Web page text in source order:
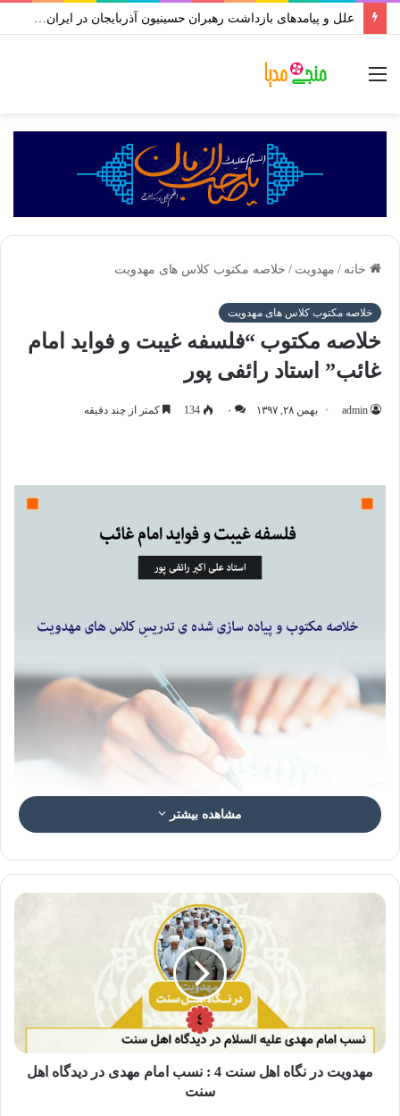
علل و پیامدهای بازداشت رهبران حسینیون آذربایجان در ایران | علی اکبر رائفی پور
خانه / مهدویت / خلاصه مکتوب کلاس های مهدویت
خلاصه مکتوب کلاس های مهدویت
خلاصه مکتوب “فلسفه غیبت و فواید امام
غائب” استاد رائفی پور
admin بهمن ۲۸, ۱۳۹۷ ۰ 134 کمتر از چند دقیقه
خلاصه مکتوب “فلسفه غیبت و فواید
امام غائب”
استاد رائفی پور
خلاصه مکتوب و پیاده سازی شده ی تدریسِ کلاسهای مهدویت
تعدا صفحات: ۴
مشاهده بیشتر
مهدویت در نگاه اهل سنت 4 : نسب امام مهدی در دیدگاه اهل
سنت